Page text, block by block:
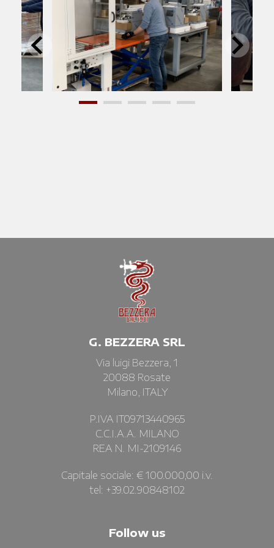
G. BEZZERA SRL
Via luigi Bezzera, 1
20088 Rosate
Milano, ITALY
P.IVA IT09713440965
C.C.I.A.A. MILANO
REA N. MI-2109146
Capitale sociale: € 100.000,00 i.v.
tel: +39.02.90848102
Follow us